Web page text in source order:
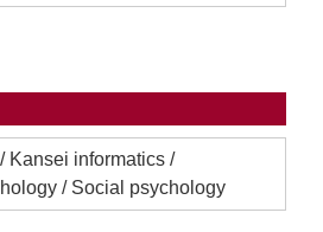
Kansei informatics /
/ Social psychology